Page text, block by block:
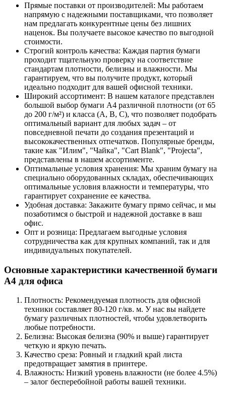
Прямые поставки от производителей: Мы работаем
напрямую с надежными поставщиками, что позволяет
нам предлагать конкурентные цены без лишних
наценок. Вы получаете высокое качество по выгодной
стоимости.
Строгий контроль качества: Каждая партия бумаги
проходит тщательную проверку на соответствие
стандартам плотности, белизны и влажности. Мы
гарантируем, что вы получите продукт, который
идеально подходит для вашей офисной техники.
Широкий ассортимент: В нашем каталоге представлен
большой выбор бумаги А4 различной плотности (от 65
до 200 г/м²) и класса (А, В, С), что позволяет подобрать
оптимальный вариант для любых задач – от
повседневной печати до создания презентаций и
высококачественных отпечатков. Популярные бренды,
такие как "Илим", "Чайка", "Cart Blank", "Projecta",
представлены в нашем ассортименте.
Оптимальные условия хранения: Мы храним бумагу на
специально оборудованных складах, обеспечивающих
оптимальные условия влажности и температуры, что
гарантирует сохранение ее качества.
Удобная доставка: Закажите бумагу прямо сейчас, и мы
позаботимся о быстрой и надежной доставке в ваш
офис.
Опт и розница: Предлагаем выгодные условия
сотрудничества как для крупных компаний, так и для
индивидуальных покупателей.
Основные характеристики качественной бумаги
А4 для офиса
Плотность: Рекомендуемая плотность для офисной
техники составляет 80-120 г/кв. м. У нас вы найдете
бумагу различных плотностей, чтобы удовлетворить
любые потребности.
Белизна: Высокая белизна (90% и выше) гарантирует
четкую и яркую печать.
Качество среза: Ровный и гладкий край листа
предотвращает замятия в принтере.
Влажность: Низкий уровень влажности (не более 4.5%)
– залог бесперебойной работы вашей техники.